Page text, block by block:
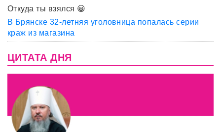
Откуда ты взялся 😀
В Брянске 32-летняя уголовница попалась серии
краж из магазина
ЦИТАТА ДНЯ